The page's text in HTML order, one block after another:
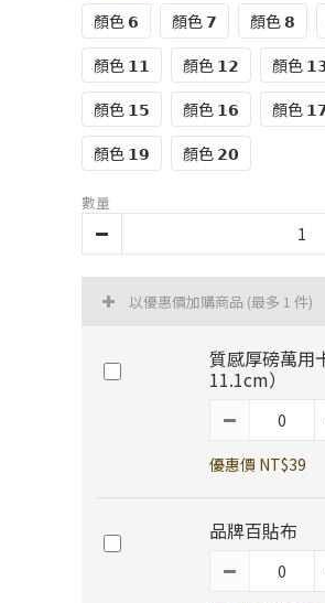
顏色 𝟲
顏色 𝟳 顏色 𝟴
顏色 𝟭𝟭
顏色 𝟭𝟮 顏色
顏色 𝟭𝟱
顏色 𝟭𝟲 顏色
顏色 𝟭𝟵
顏色 𝟮𝟬
數量
以優惠價加購商品 (最多 1 件)
質感厚磅萬用
11.1cm）
優惠價 NT$39
品牌百貼布